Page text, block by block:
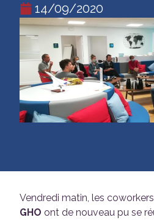
14/09/2020
Vendredi matin, les
GHO ont de nouveau pu se